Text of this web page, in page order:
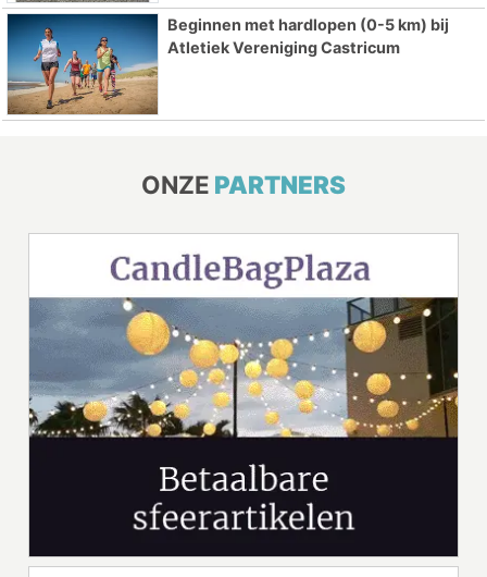
Beginnen met hardlopen (0-5 km) bij
Atletiek Vereniging Castricum
ONZE PARTNERS